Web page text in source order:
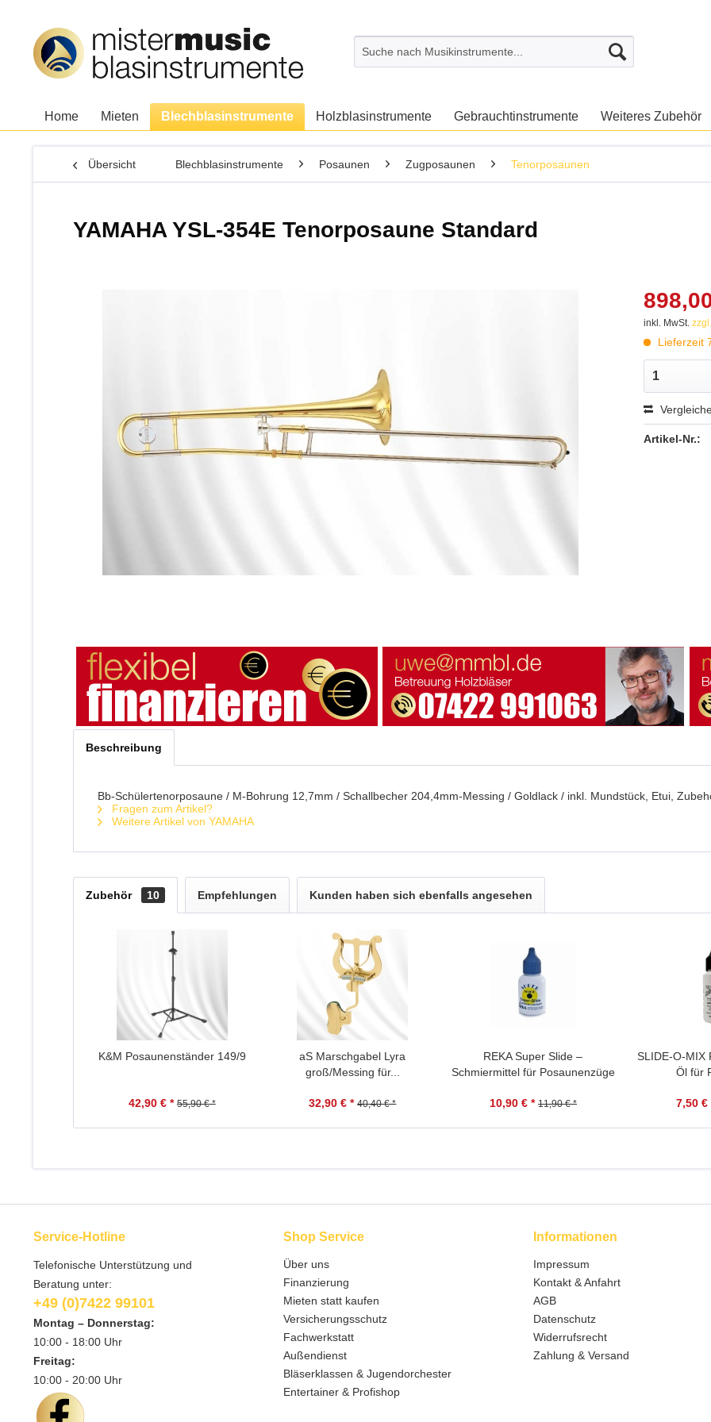
Home Mieten Blechblasinstrumente Holzblasinstrumente Gebrauchtinstrumente Weiteres Zubehör
Übersicht Blechblasinstrumente Posaunen Zugposaunen Tenorposaunen
YAMAHA YSL-354E Tenorposaune Standard
inkl. MwSt.
Lieferzeit
Artikel-Nr.:
Beschreibung
Bb-Schülertenorposaune / M-Bohrung 12,7mm / Schallbecher 204,4mm-Messing / Goldlack / inkl. Mundstück, Etui,
Fragen zum Artikel?
Weitere Artikel von YAMAHA
Zubehör 10 Empfehlungen Kunden haben sich ebenfalls angesehen
K&M Posaunenständer 149/9
42,90 € * 55,90 € *
aS Marschgabel Lyra
groß/Messing für...
32,90 € * 40,40 € *
REKA Super Slide –
Schmiermittel für Posaunenzüge
10,90 € * 11,90 € *
SLIDE-O-MIX
Öl für
7,50 €
Service-Hotline
Telefonische Unterstützung und
Beratung unter:
+49 (0)7422 99101
Montag – Donnerstag:
10:00 - 18:00 Uhr
Freitag:
10:00 - 20:00 Uhr
Shop Service
Über uns
Finanzierung
Mieten statt kaufen
Versicherungsschutz
Fachwerkstatt
Außendienst
Bläserklassen & Jugendorchester
Entertainer & Profishop
Informationen
Impressum
Kontakt & Anfahrt
AGB
Datenschutz
Widerrufsrecht
Zahlung & Versand